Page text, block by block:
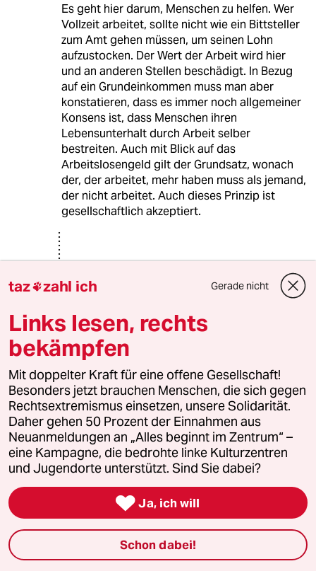
Es geht hier darum, Menschen zu helfen. Wer
Vollzeit arbeitet, sollte nicht wie ein Bittsteller
zum Amt gehen müssen, um seinen Lohn
aufzustocken. Der Wert der Arbeit wird hier
und an anderen Stellen beschädigt. In Bezug
auf ein Grundeinkommen muss man aber
konstatieren, dass es immer noch allgemeiner
Konsens ist, dass Menschen ihren
Lebensunterhalt durch Arbeit selber
bestreiten. Auch mit Blick auf das
Arbeitslosengeld gilt der Grundsatz, wonach
der, der arbeitet, mehr haben muss als jemand,
der nicht arbeitet. Auch dieses Prinzip ist
gesellschaftlich akzeptiert.
24.10.2013
Dass Menschen ihren
Lebensunterhalt durch bezahlte
Arbeit verdienen können, ist zwar
durchaus irgendwie Mainstream,
zugleich aber völlig realitätsfern.
Denn nur ein relativ kleiner Teil der
Bevölkerung kann dies wirklich, die
Mehrheit lebt in der Tat von
Transfereinkommen vom Staat
oder/und von Verwandten. Und ein
notwendigen Arbeit lässt sich einfach
überhaupt nicht als Erwerbsarbeit
organisieren.
Das Prinzip, dass die mehr haben, die
taz zahl ich Gerade nicht
Links lesen, rechts
bekämpfen
Mit doppelter Kraft für eine offene Gesellschaft!
Besonders jetzt brauchen Menschen, die sich gegen
Rechtsextremismus einsetzen, unsere Solidarität.
Daher gehen 50 Prozent der Einnahmen aus
Neuanmeldungen an „Alles beginnt im Zentrum“ –
eine Kampagne, die bedrohte linke Kulturzentren
und Jugendorte unterstützt. Sind Sie dabei?
 Ja, ich will
Schon dabei!